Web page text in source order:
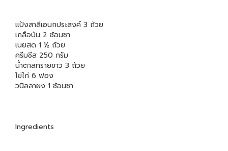
แป้งสาลีเอนกประสงค์ 3 ถ้วย
เกลือป่น 2 ช้อนชา
เนยสด 1 ½ ถ้วย
ครีมชีส 250 กรัม
น้ำตาลทรายขาว 3 ถ้วย
ไข่ไก่ 6 ฟอง
วนิลลาผง 1 ช้อนชา
Ingredients